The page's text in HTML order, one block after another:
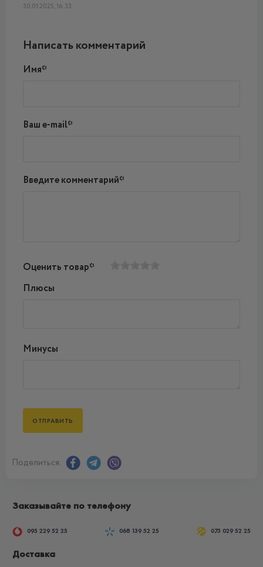
30.01.2025, 16:33
Написать комментарий
Имя*
Ваш e-mail*
Введите комментарий*
Оценить товар*
Плюсы
Минусы
Поделиться:
Заказывайте по телефону
095 229 52 25 068 139 52 25 073 029 52 25
Доставка